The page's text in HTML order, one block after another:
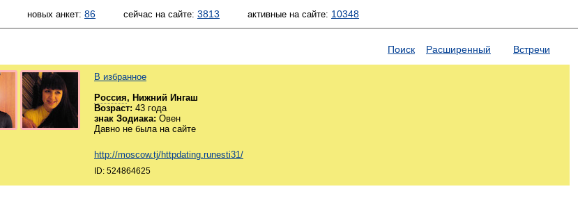
новых анкет: 86 сейчас на сайте: 3813 активные на сайте: 10348
Поиск Расширенный Встречи
В избранное
Россия, Нижний Ингаш
Возраст: 43 года
знак Зодиака: Овен
Давно не была на сайте
http://moscow.tj/httpdating.runesti31/
ID: 524864625